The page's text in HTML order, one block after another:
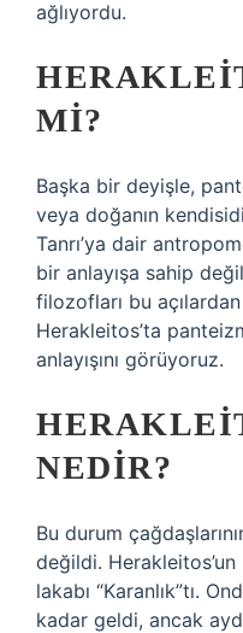
ağlıyordu.
MI?
Başka bir deyişle,
veya doğanın
Tanrı’ya dair
bir anlayışa sahip
filozofları bu
Herakleitos’ta
anlayışını görüyoruz.
NEDIR?
Bu durum
değildi. Herakleitos’un
lakabı “Karanlık”tı.
kadar geldi, ancak